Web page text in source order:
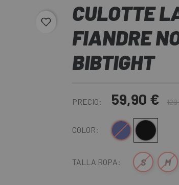
favorite_border
CULOTTE
FIANDRE
BIBTIGHT
PRECIO: 59,90 €
COLOR: Azul OscuroNegro
TALLA ROPA: S M